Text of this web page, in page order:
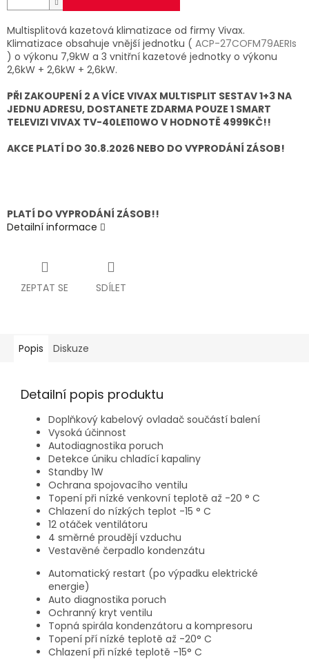
Multisplitová kazetová klimatizace od firmy Vivax.
Klimatizace obsahuje vnější jednotku ( ACP-27COFM79AERIs
) o výkonu 7,9kW a 3 vnitřní kazetové jednotky o výkonu
2,6kW + 2,6kW + 2,6kW.
PŘI ZAKOUPENÍ 2 A VÍCE VIVAX MULTISPLIT SESTAV 1+3 NA
JEDNU ADRESU, DOSTANETE ZDARMA POUZE 1 SMART
TELEVIZI VIVAX TV-40LE110WO V HODNOTĚ 4999KČ!!
AKCE PLATÍ DO 30.8.2026 NEBO DO VYPRODÁNÍ ZÁSOB!
PLATÍ DO VYPRODÁNÍ ZÁSOB!!
Detailní informace
ZEPTAT SE SDÍLET
Popis Diskuze
Detailní popis produktu
Doplňkový kabelový ovladač součástí balení
Vysoká účinnost
Autodiagnostika poruch
Detekce úniku chladící kapaliny
Standby 1W
Ochrana spojovacího ventilu
Topení při nízké venkovní teplotě až -20 ° C
Chlazení do nízkých teplot -15 ° C
12 otáček ventilátoru
4 směrné proudějí vzduchu
Vestavěné čerpadlo kondenzátu
Automatický restart (po výpadku elektrické
energie)
Auto diagnostika poruch
Ochranný kryt ventilu
Topná spirála kondenzátoru a kompresoru
Topení pří nízké teplotě až -20° C
Chlazení při nízké teplotě -15° C